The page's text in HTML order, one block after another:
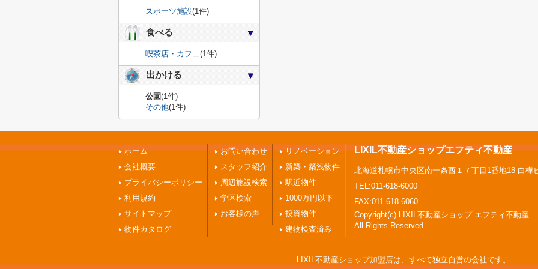
スポーツ施設(1件)
食べる
喫茶店・カフェ(1件)
出かける
公園(1件)
その他(1件)
ホーム
会社概要
プライバシーポリシー
利用規約
サイトマップ
物件カタログ
お問い合わせ
スタッフ紹介
周辺施設検索
学区検索
お客様の声
リノベーション
新築・築浅物件
駅近物件
1000万円以下
投資物件
建物検査済み
LIXIL不動産ショップエフティ不動産
北海道札幌市中央区南一条西１７丁目1番地18 白樺
TEL:011-618-6000
FAX:011-618-6060
Copyright(c) LIXIL不動産ショップ エフティ不動産
All Rights Reserved.
LIXIL不動産ショップ加盟店は、すべて独立自営の会社です。